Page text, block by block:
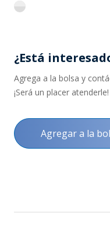
flint
¿Está
Agrega a la bolsa y
¡Será un placer atenderle!
Agregar a la